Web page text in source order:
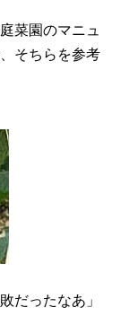
菜園のマニュ
そちらを参考
だったなあ」